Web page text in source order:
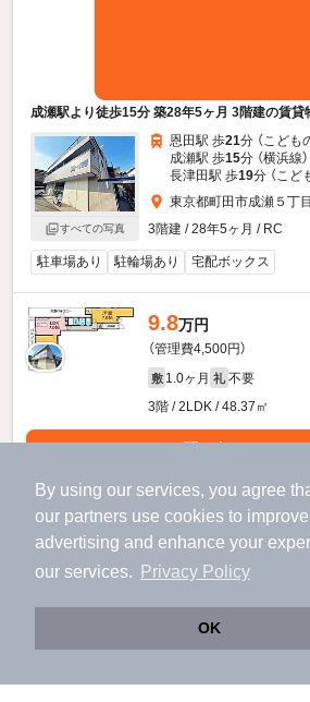
By using our services, you agree
our partners use cookies to improve
advertising and enhance your
our services.
Privacy Policy
OK
アプリに切り替えて、サクサクお
会員登録なしですぐ使える。マップ検
成瀬駅より徒歩15分 築28年5ヶ月 3階建の賃貸
すべての写真
恩田駅 歩21分 （こども
成瀬駅 歩15分 （横浜線）
長津田駅 歩19分 （こど
東京都町田市成瀬５丁
3階建 / 28年5ヶ月 / RC
駐車場あり 駐輪場あり 宅配ボックス
9.8万円
（管理費4,500円）
敷 1.0ヶ月 礼 不要
3階 / 2LDK / 48.37㎡
提供